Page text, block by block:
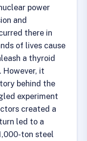
power
and
there in
of lives cause
a thyroid
However, it
behind the
experiment
created a
led to a
ton steel